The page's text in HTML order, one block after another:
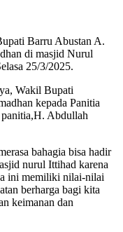
Barru Abustan A.
di masjid Nurul
25/3/2025.
Wakil Bupati
kepada Panitia
Abdullah
bahagia bisa hadir
nurul Ittihad karena
ini memiliki nilai-nilai
berharga bagi kita
keimanan dan